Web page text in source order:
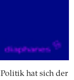
hat sich der